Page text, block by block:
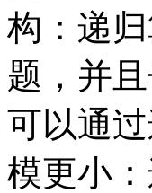
构：递
题，并
可以通
模更小